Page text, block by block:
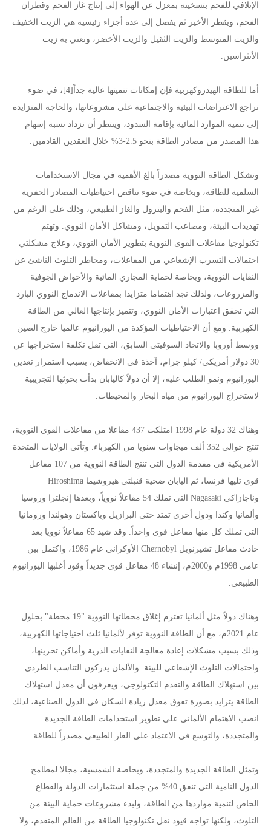
الإتلافي للفحم بتسخينه بمعزل عن الهواء إلى إنتاج غاز الفحم وقطران
الفحم، ويقطر الأخير ثم يفصل إلى عدة أجزاء رئيسية هي الزيت الخفيف
والزيت المتوسط والزيت الثقيل والزيت الأخضر، ونعني به زيت
الأنثراسين.
أما للطاقة الهيدروكهربية فإن إمكانات تنميتها عالية جداً[4]، في ضوء
تراجع الاعتراضات البيئية والاجتماعية على مشروعاتها، والحاجة المتزايدة
إلى تنمية الموارد المائية بإقامة السدود، وينتظر أن تزداد نسبة إسهام
هذا المصدر من مصادر الطاقة بنحو 2.5-3% خلال العقدين القادمين.
وتشكل الطاقة النووية مصدراً بالغ الأهمية في مجال الاستخدامات
السلمية للطاقة، وبخاصة في ضوء تناقص احتياطيات المصادر الحفرية
غير المتجددة، مثل الفحم والبترول والغاز الطبيعي، وذلك على الرغم من
تهديدات البيئة، ومصاعب التمويل، ومشاكل الأمان النووي. وتهتم
تكنولوجيا مفاعلات القوى النووية بتطوير الأمان النووي، وعلاج مشكلتي
احتمالات التسرب الإشعاعي من المفاعلات، ومخاطر التلوث الناشئ عن
النفايات النووية، وبخاصة لحماية المجاري المائية والأحواض الجوفية
والمزروعات، ولذلك نجد اهتماما متزايدا بمفاعلات الاندماج النووي البارد
التي تحقق اعتبارات الأمان النووي، وتتميز بإنتاجها العالي من الطاقة
الكهربية. ومع أن الاحتياطيات المؤكدة من اليورانيوم عالميا خارج الصين
ووسط أوروبا والاتحاد السوفيتي السابق، التي تقل تكلفة استخراجها عن
30 دولار أمريكي/ كيلو جرام، آخذة في الانخفاض، بسبب استمرار تعدين
اليورانيوم ونمو الطلب عليه، إلا أن دولاً كاليابان بدأت بحوثها التجريبية
لاستخراج اليورانيوم من مياه البحار والمحيطات.
وهناك 32 دولة عام 1998 امتلكت 437 مفاعلا من مفاعلات القوى النووية،
تنتج حوالي 352 ألف ميجاوات سنويا من الكهرباء. وتأتي الولايات المتحدة
الأمريكية في مقدمة الدول التي تنتج الطاقة النووية من 107 مفاعل
قوى تليها فرنسا، ثم اليابان ضحية قنبلتي هيروشيما Hiroshima
وناجازاكي Nagasaki التي تملك 54 مفاعلاً نووياً، وبعدها إنجلترا وروسيا
وألمانيا وكندا ودول أخرى تمتد حتى البرازيل وباكستان وهولندا ورومانيا
التي تملك كل منها مفاعل قوى واحداً. وقد شيد 65 مفاعلاً نوويا بعد
حادث مفاعل تشيرنوبل Chernobyl الأوكراني عام 1986، واكتمل بين
عامي 1998م و2000م، إنشاء 48 مفاعل قوى جديداً وقود أغلبها اليورانيوم
الطبيعي.
وهناك دولاً مثل ألمانيا تعتزم إغلاق محطاتها النووية "19 محطة" بحلول
عام 2021م، مع أن الطاقة النووية توفر لألمانيا ثلث احتياجاتها الكهربية،
وذلك بسبب مشكلات إعادة معالجة النفايات الذرية وأماكن تخزينها،
واحتمالات التلوث الإشعاعي للبيئة. والألمان يدركون التناسب الطردي
بين استهلاك الطاقة والتقدم التكنولوجي، ويعرفون أن معدل استهلاك
الطاقة يتزايد بصورة تفوق معدل زيادة السكان في الدول الصناعية، لذلك
انصب الاهتمام الألماني على تطوير استخدامات الطاقة الجديدة
والمتجددة، والتوسع في الاعتماد على الغاز الطبيعي مصدراً للطاقة.
وتمثل الطاقة الجديدة والمتجددة، وبخاصة الشمسية، مجالا لمطامح
الدول النامية التي تنفق 40% من جملة استثمارات الدولة والقطاع
الخاص لتنمية مواردها من الطاقة، ولبدء مشروعات حماية البيئة من
التلوث، ولكنها تواجه قيود نقل تكنولوجيا الطاقة من العالم المتقدم، ولا